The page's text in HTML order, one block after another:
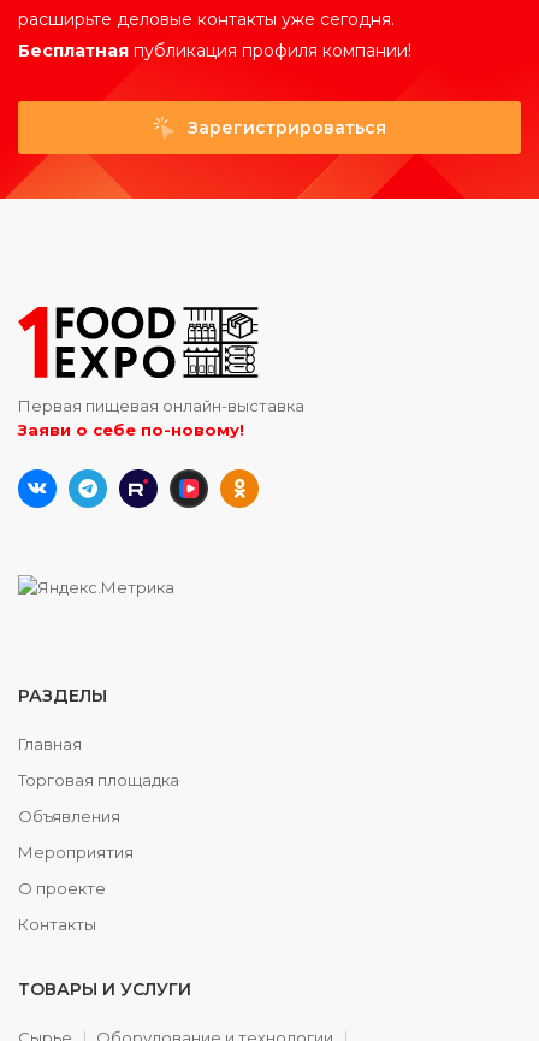
расширьте деловые контакты уже сегодня.
Бесплатная публикация профиля компании!
Зарегистрироваться
Первая пищевая онлайн-выставка
Заяви о себе по-новому!
РАЗДЕЛЫ
Главная
Торговая площадка
Объявления
Мероприятия
О проекте
Контакты
ТОВАРЫ И УСЛУГИ
Сырье Оборудование и технологии